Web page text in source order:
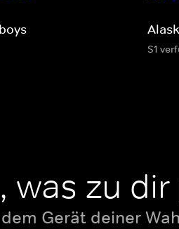
S1
was zu
Gerät deiner